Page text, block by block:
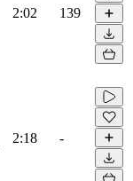
2:02 139
2:18 -